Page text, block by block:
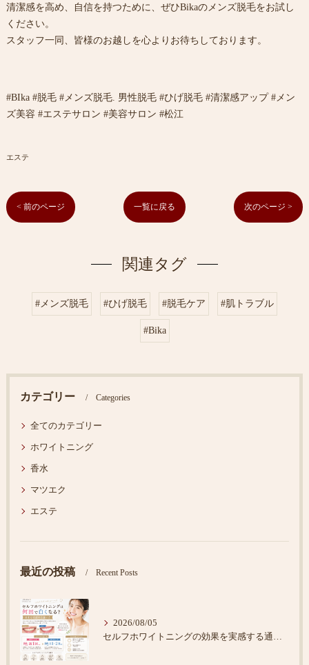
清潔感を高め、自信を持つために、ぜひBikaのメンズ脱毛をお試し
ください。
スタッフ一同、皆様のお越しを心よりお待ちしております。
#BIka #脱毛 #メンズ脱毛. 男性脱毛 #ひげ脱毛 #清潔感アップ #メン
ズ美容 #エステサロン #美容サロン #松江
エステ
< 前のページ 一覧に戻る 次のページ >
関連タグ
#メンズ脱毛 #ひげ脱毛 #脱毛ケア #肌トラブル
#Bika
カテゴリー Categories
全てのカテゴリー
ホワイトニング
香水
マツエク
エステ
最近の投稿 Recent Posts
2026/08/05